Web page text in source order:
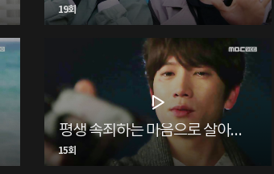
19회
평생 속죄하는 마음으로 살아도 모자란 상처를 입힌 사람이니까요
15회